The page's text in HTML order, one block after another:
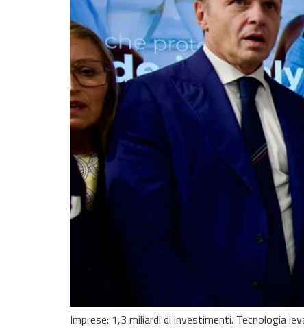
Imprese: 1,3 miliardi di investimenti. Tecnologia